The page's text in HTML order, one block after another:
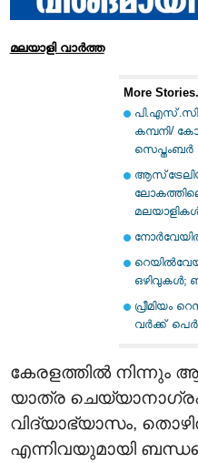
മലയാളി വാര്‍ത്ത
More
പി.എസ്.സി
കമ്പനി/
സെപ്തംബർ
ഒഴിവുകൾ;
പ്രീമിയം
വർക്ക്
കേരളത്തിൽ നിന്നും
യാത്ര
വിദ്യാഭ്യാസം,
എന്നിവയുമായി